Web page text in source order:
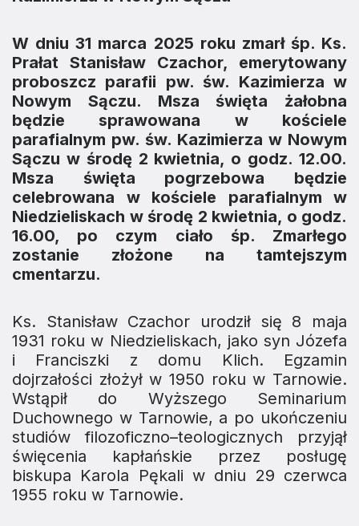
W dniu 31 marca 2025 roku zmarł śp. Ks.
Prałat Stanisław Czachor, emerytowany
proboszcz parafii pw. św. Kazimierza w
Nowym Sączu. Msza święta żałobna
będzie sprawowana w kościele
parafialnym pw. św. Kazimierza w Nowym
Sączu w środę 2 kwietnia, o godz. 12.00.
Msza święta pogrzebowa będzie
celebrowana w kościele parafialnym w
Niedzieliskach w środę 2 kwietnia, o godz.
16.00, po czym ciało śp. Zmarłego
zostanie złożone na tamtejszym
cmentarzu.
Ks. Stanisław Czachor urodził się 8 maja
1931 roku w Niedzieliskach, jako syn Józefa
i Franciszki z domu Klich. Egzamin
dojrzałości złożył w 1950 roku w Tarnowie.
Wstąpił do Wyższego Seminarium
Duchownego w Tarnowie, a po ukończeniu
studiów filozoficzno–teologicznych przyjął
święcenia kapłańskie przez posługę
biskupa Karola Pękali w dniu 29 czerwca
1955 roku w Tarnowie.